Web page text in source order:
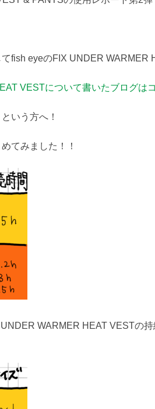
fish eyeのFIX UNDER WARMER
VESTについて書いたブログは
いう方へ！
てみました！！
UNDER WARMER HEAT VEST